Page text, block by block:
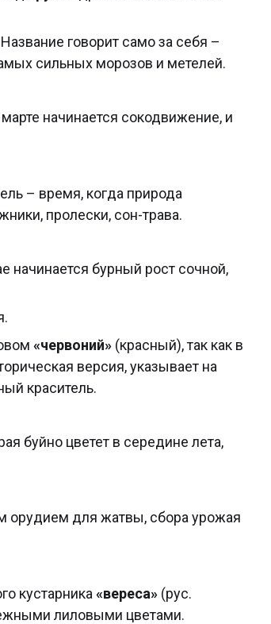
говорит само за себя –
сильных морозов и метелей.
начинается сокодвижение, и
– время, когда природа
пролески, сон-трава.
начинается бурный рост сочной,
«червоний» (красный), так как в
версия, указывает на
краситель.
буйно цветет в середине лета,
орудием для жатвы, сбора урожая
кустарника «вереса» (рус.
лиловыми цветами.